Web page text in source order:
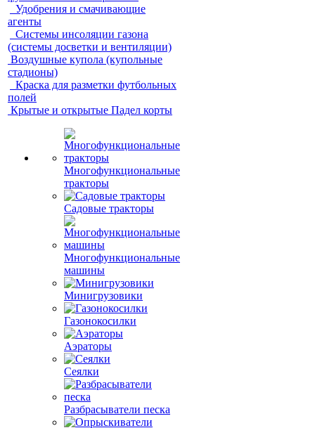
Удобрения и смачивающие
агенты
Системы инсоляции газона
(системы досветки и вентиляции)
Воздушные купола (купольные
стадионы)
Краска для разметки футбольных
полей
Крытые и открытые Падел корты
Многофункциональные
тракторы
Садовые тракторы
Многофункциональные
машины
Минигрузовики
Газонокосилки
Аэраторы
Сеялки
Разбрасыватели песка